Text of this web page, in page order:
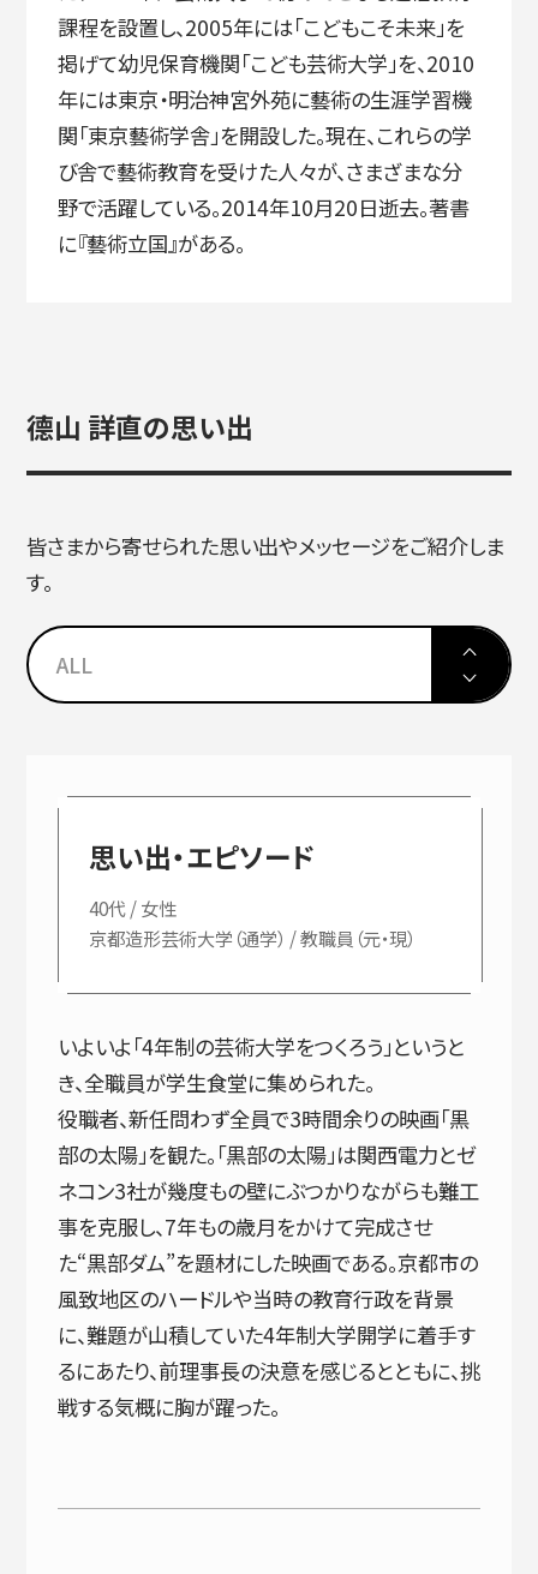
課程を設置し、2005年には「こどもこそ未来」を
掲げて幼児保育機関「こども芸術大学」を、2010
年には東京・明治神宮外苑に藝術の生涯学習機
関「東京藝術学舎」を開設した。現在、これらの学
び舎で藝術教育を受けた人々が、さまざまな分
野で活躍している。2014年10月20日逝去。著書
に『藝術立国』がある。
德山 詳直の思い出
皆さまから寄せられた思い出やメッセージをご紹介しま
す。
ALL
思い出・エピソード
40代 / 女性
京都造形芸術大学（通学） / 教職員（元・現）
いよいよ「4年制の芸術大学をつくろう」というと
き、全職員が学生食堂に集められた。
役職者、新任問わず全員で3時間余りの映画「黒
部の太陽」を観た。「黒部の太陽」は関西電力とゼ
ネコン3社が幾度もの壁にぶつかりながらも難工
事を克服し、7年もの歳月をかけて完成させ
た“黒部ダム”を題材にした映画である。京都市の
風致地区のハードルや当時の教育行政を背景
に、難題が山積していた4年制大学開学に着手す
るにあたり、前理事長の決意を感じるとともに、挑
戦する気概に胸が躍った。